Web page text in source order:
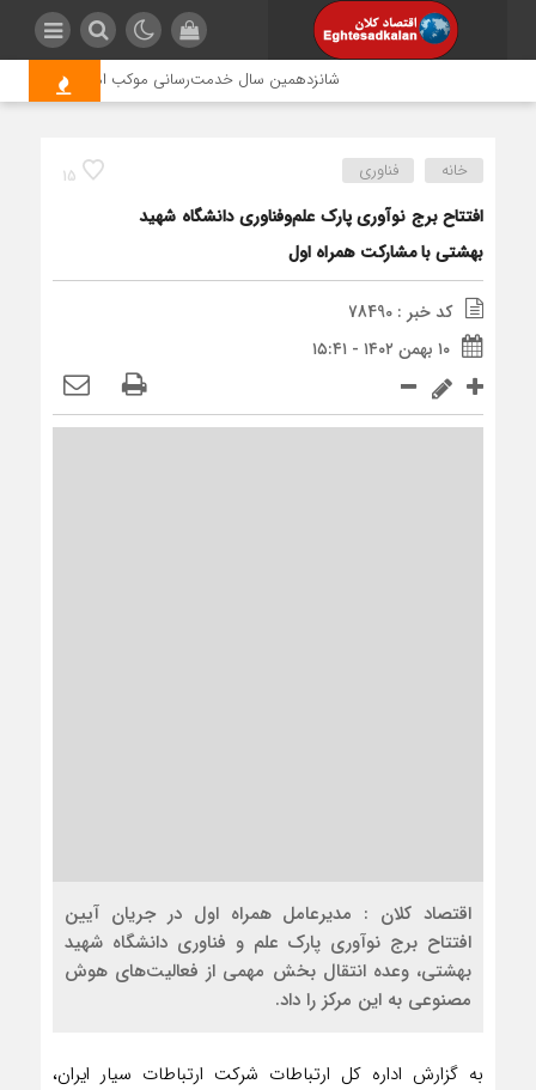
شانزدهمین سال خدمت‌رسانی موکب امام رضا (ع)
15 خانه فناوری
افتتاح برج نوآوری پارک علم‌وفناوری دانشگاه شهید
بهشتی با مشارکت همراه اول
کد خبر : 78490
۱۰ بهمن ۱۴۰۲ - ۱۵:۴۱
اقتصاد کلان : مدیرعامل همراه اول در جریان آیین
افتتاح برج نوآوری پارک علم و فناوری دانشگاه شهید
بهشتی، وعده انتقال بخش مهمی از فعالیت‌های هوش
مصنوعی به این مرکز را داد.
به گزارش اداره کل ارتباطات شرکت ارتباطات سیار ایران،